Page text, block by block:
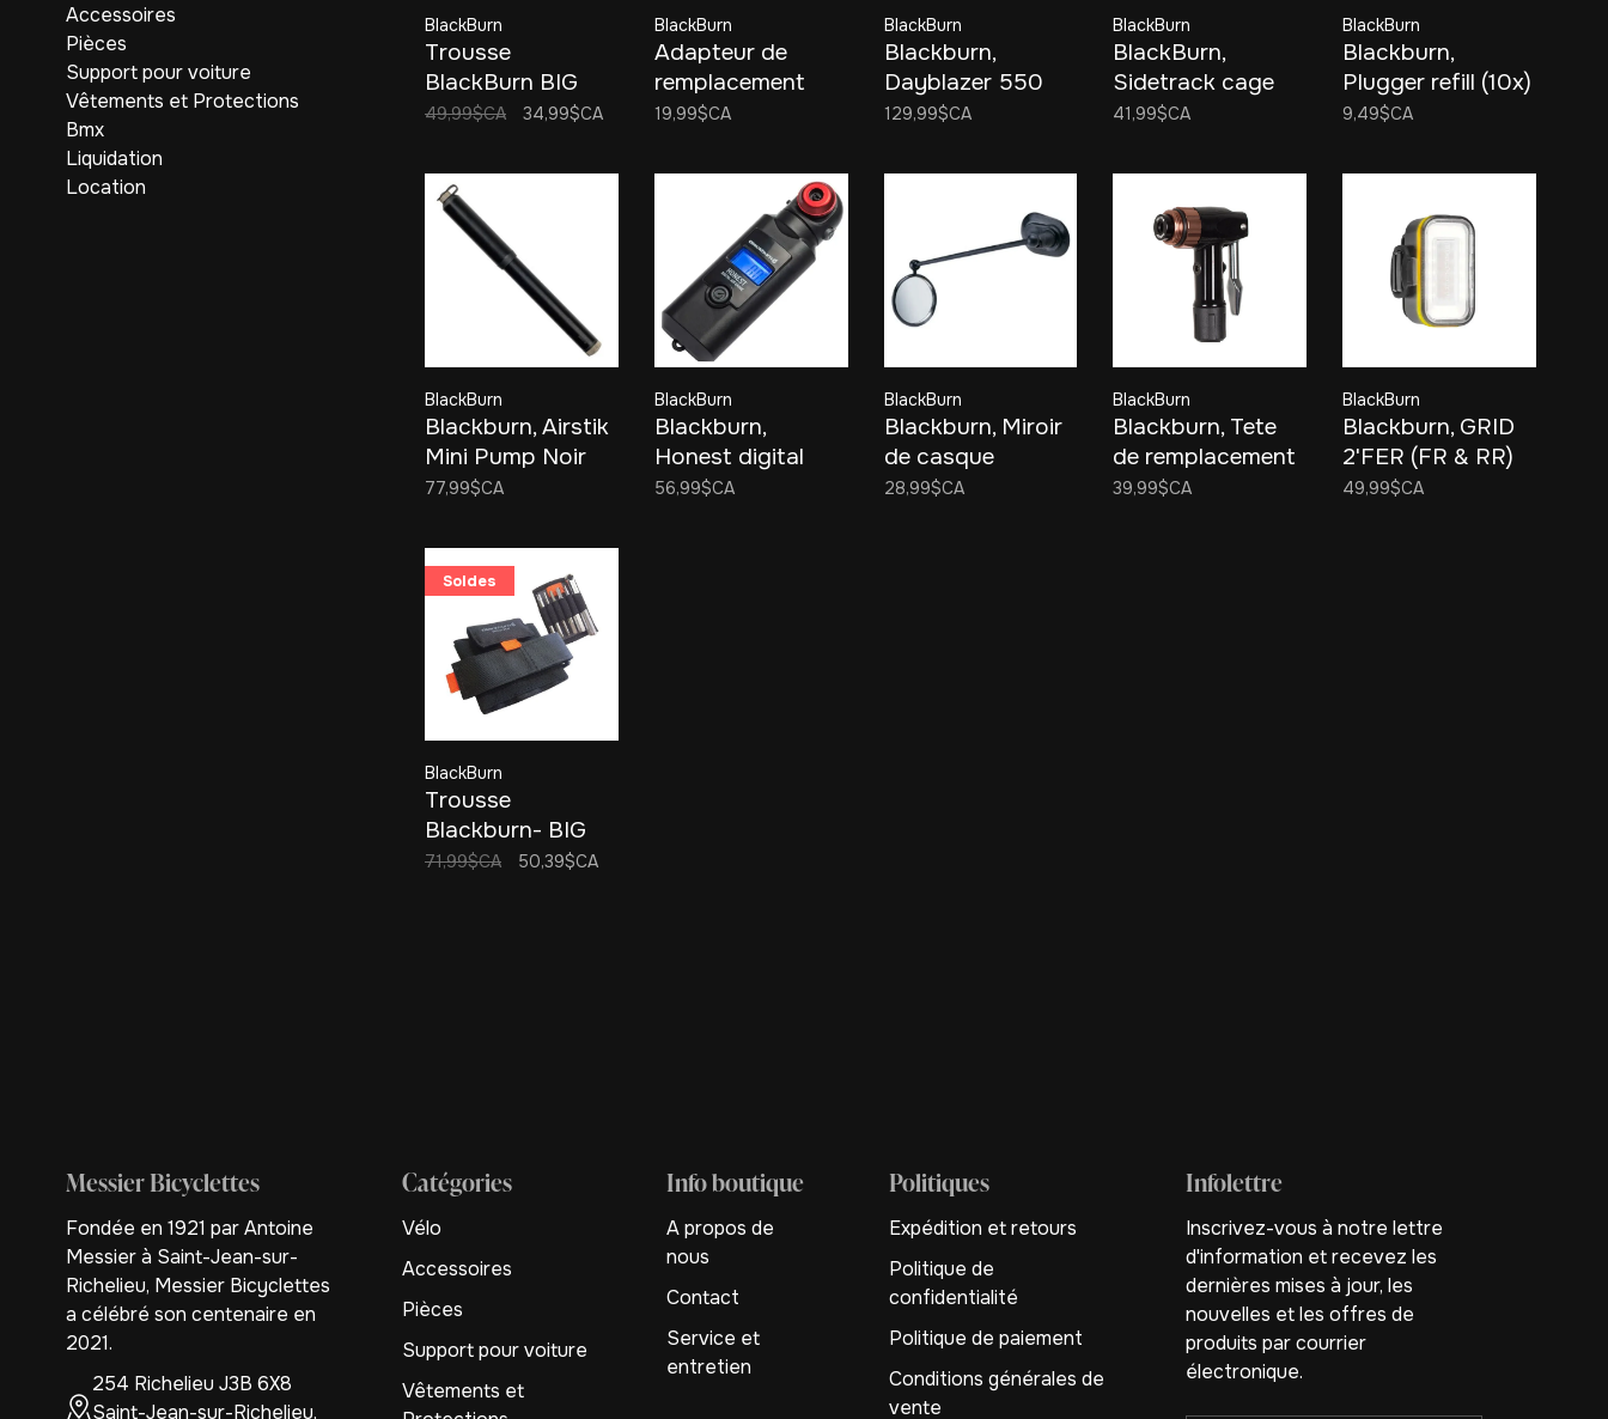
Accessoires
Pièces
Support pour voiture
Vêtements et Protections
Bmx
Liquidation
Location
BlackBurn
Trousse
BlackBurn BIG
SWITCH MINI
49,99$CA 34,99$CA
BlackBurn
Adapteur de
remplacement
pour pompe Core
Blackburn
19,99$CA
BlackBurn
Blackburn,
Dayblazer 550
avant 65 arrière
129,99$CA
BlackBurn
BlackBurn,
Sidetrack cage
droite Noir
41,99$CA
BlackBurn
Blackburn,
Plugger refill (10x)
9,49$CA
BlackBurn
Blackburn, Airstik
Mini Pump Noir
77,99$CA
BlackBurn
Blackburn,
Honest digital
pressure gauge
56,99$CA
BlackBurn
Blackburn, Miroir
de casque
28,99$CA
BlackBurn
Blackburn, Tete
de remplacement
Core Pro
39,99$CA
BlackBurn
Blackburn, GRID
2'FER (FR & RR)
49,99$CA
Soldes
BlackBurn
Trousse
Blackburn- BIG
SWITCH WRAP
71,99$CA 50,39$CA
Messier Bicyclettes
Fondée en 1921 par Antoine
Messier à Saint-Jean-sur-
Richelieu, Messier Bicyclettes
a célébré son centenaire en
2021.
254 Richelieu J3B 6X8
Saint-Jean-sur-Richelieu,
Catégories
Vélo
Accessoires
Pièces
Support pour voiture
Vêtements et
Info boutique
A propos de
nous
Contact
Service et
entretien
Politiques
Expédition et retours
Politique de
confidentialité
Politique de paiement
Conditions générales de
vente
Infolettre
Inscrivez-vous à notre lettre
d'information et recevez les
dernières mises à jour, les
nouvelles et les offres de
produits par courrier
électronique.